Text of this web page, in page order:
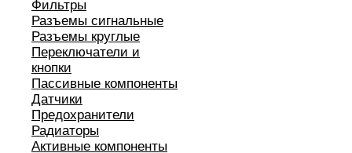
Фильтры
Разъемы сигнальные
Разъемы круглые
Переключатели и
кнопки
Пассивные компоненты
Датчики
Предохранители
Радиаторы
Активные компоненты